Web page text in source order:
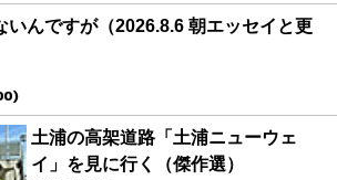
いんですが（2026.8.6 朝エッセイと更
土浦の高架道路「土浦ニューウェ
イ」を見に行く（傑作選）